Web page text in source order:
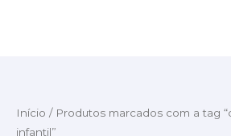
Início / Produtos marcados com a tag
infantil”